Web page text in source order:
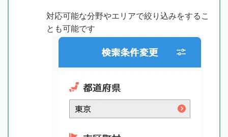
対応可能な分野やエリアで絞り込みをするこ
とも可能です